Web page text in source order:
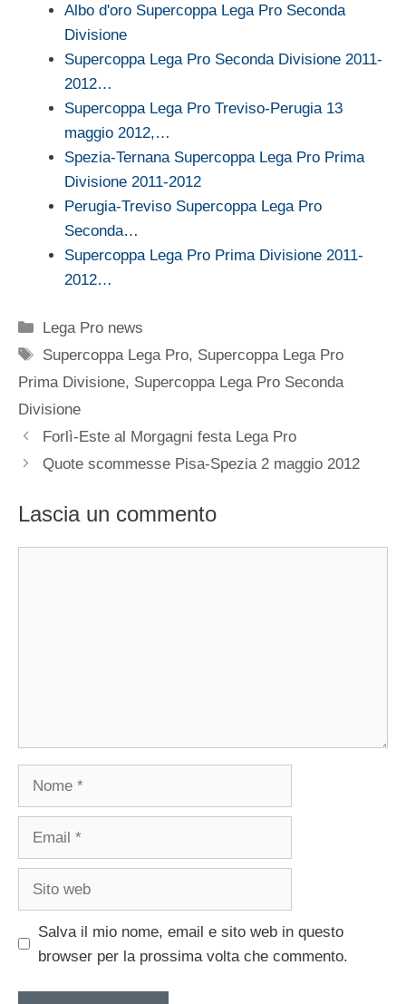
Albo d'oro Supercoppa Lega Pro Seconda
Divisione
Supercoppa Lega Pro Seconda Divisione 2011-
2012…
Supercoppa Lega Pro Treviso-Perugia 13
maggio 2012,…
Spezia-Ternana Supercoppa Lega Pro Prima
Divisione 2011-2012
Perugia-Treviso Supercoppa Lega Pro
Seconda…
Supercoppa Lega Pro Prima Divisione 2011-
2012…
Categorie
Lega Pro news
Tag
Supercoppa Lega Pro, Supercoppa Lega Pro
Prima Divisione, Supercoppa Lega Pro Seconda
Divisione
Forlì-Este al Morgagni festa Lega Pro
Quote scommesse Pisa-Spezia 2 maggio 2012
Lascia un commento
Nome
Email
Sito
Salva il mio nome, email e sito web in questo
browser per la prossima volta che commento.